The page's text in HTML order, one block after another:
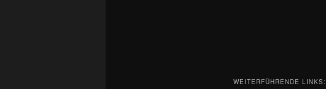
WEITERFÜHRENDE LINKS: